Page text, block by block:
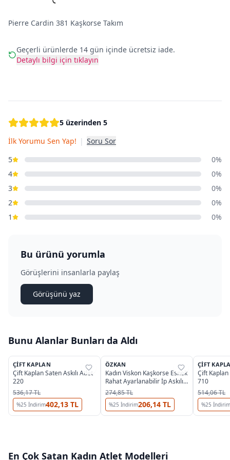
Pierre Cardin 381 Kaşkorse Takım
Geçerli ürünlerde 14 gün içinde ücretsiz iade.
Detaylı bilgi için tıklayın
5 üzerinden 5
İlk Yorumu Sen Yap! | Soru Sor
5
0%
4
0%
3
0%
2
0%
1
0%
Bu ürünü yorumla
Görüşlerini insanlarla paylaş
Görüşünü yaz
Bunu Alanlar Bunları da Aldı
%39
ÇIFT KAPLAN
Çift Kaplan Saten Askılı Atlet
220
536,17 TL
%25 İndirim402,13 TL
%37
ÖZKAN
Kadın Viskon Kaşkorse Esnek
Rahat Ayarlanabilir İp Askılı
Crop Atlet Büstiyer Özkan
27434
274,85 TL
%25 İndirim206,14 TL
%39
ÇIFT
Çift
710
514,06 TL
%25 İndirim
En Çok Satan Kadın Atlet Modelleri